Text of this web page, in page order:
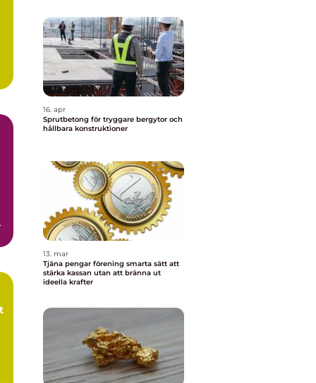
16. apr
Sprutbetong för tryggare bergytor och
hållbara konstruktioner
13. mar
Tjäna pengar förening smarta sätt att
stärka kassan utan att bränna ut
ideella krafter